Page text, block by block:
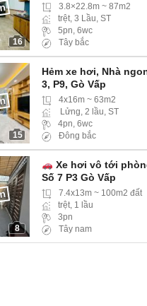
16
3.8×22.8m ~ 87m2
trệt, 3 Lầu, ST
5pn, 6wc
Tây bắc
15
Hẻm xe hơi, Nhà
3, P9, Gò Vấp
4x16m ~ 63m2
Lửng, 2 lầu, ST
4pn, 6wc
Đông bắc
8
Xe hơi vô tới
Số 7 P3 Gò Vấp
7.4x13m ~ 100m2 đất
trệt, 1 lầu
3pn
Tây nam